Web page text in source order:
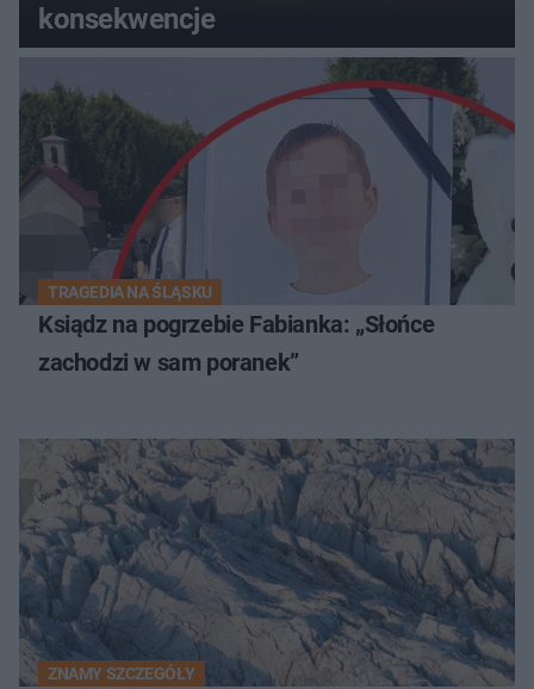
konsekwencje
TRAGEDIA NA ŚLĄSKU
Ksiądz na pogrzebie Fabianka: „Słońce
zachodzi w sam poranek”
ZNAMY SZCZEGÓŁY